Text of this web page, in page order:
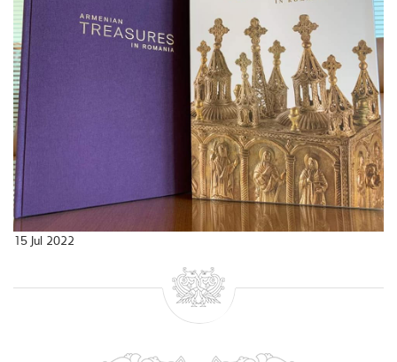
15 Jul 2022